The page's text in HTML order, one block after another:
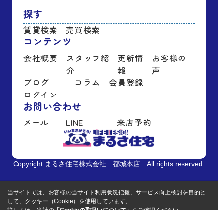
探す
賃貸検索 売買検索
コンテンツ
会社概要
スタッフ紹
介
更新情
報
お客様の
声
ブログ
コラム
会員登録
ログイン
お問い合わせ
メール LINE 来店予約
Copyright まるさ住宅株式会社 都城本店 All rights reserved.
当サイトでは、お客様の当サイト利用状況把握、サービス向上検討を目的と
して、クッキー（Cookie）を使用しています。